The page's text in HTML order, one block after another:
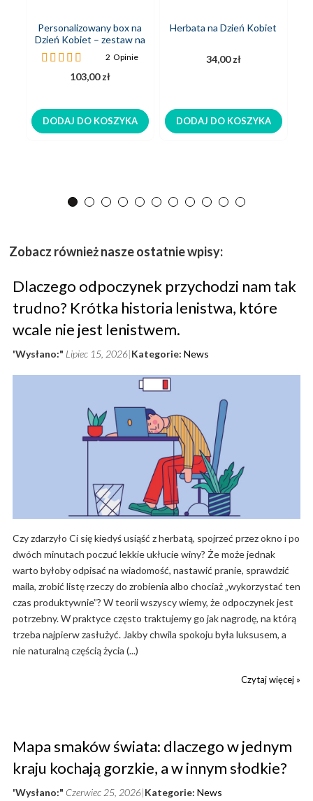
Personalizowany box na
Dzień Kobiet – zestaw na
prezent
Ocena:
2Opinie
103,00 zł
DODAJ DO KOSZYKA
Herbata na Dzień Kobiet
34,00 zł
DODAJ DO KOSZYKA
Zobacz również nasze ostatnie wpisy:
Dlaczego odpoczynek przychodzi nam tak
trudno? Krótka historia lenistwa, które
wcale nie jest lenistwem.
'Wysłano:" Lipiec 15, 2026 Kategorie: News
Czy zdarzyło Ci się kiedyś usiąść z herbatą, spojrzeć przez okno i po
dwóch minutach poczuć lekkie ukłucie winy? Że może jednak
warto byłoby odpisać na wiadomość, nastawić pranie, sprawdzić
maila, zrobić listę rzeczy do zrobienia albo chociaż „wykorzystać ten
czas produktywnie”? W teorii wszyscy wiemy, że odpoczynek jest
potrzebny. W praktyce często traktujemy go jak nagrodę, na którą
trzeba najpierw zasłużyć. Jakby chwila spokoju była luksusem, a
nie naturalną częścią życia (...)
Czytaj więcej »
Mapa smaków świata: dlaczego w jednym
kraju kochają gorzkie, a w innym słodkie?
'Wysłano:" Czerwiec 25, 2026 Kategorie: News